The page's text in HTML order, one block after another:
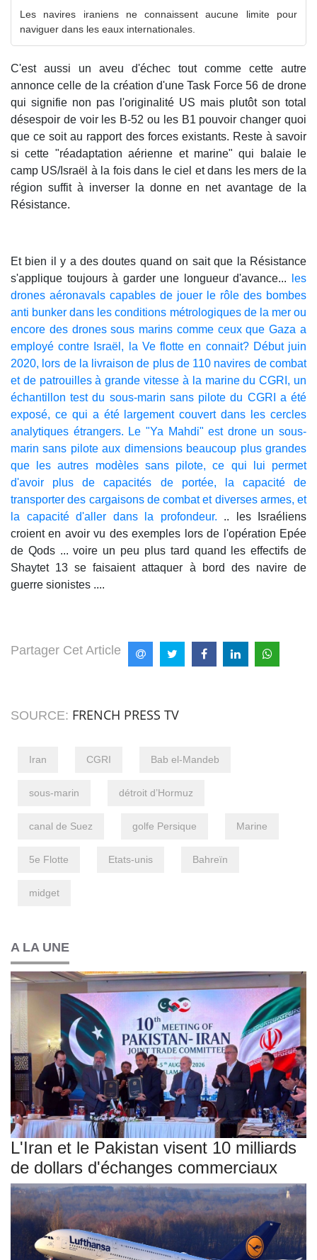
Les navires iraniens ne connaissent aucune limite pour
naviguer dans les eaux internationales.
C'est aussi un aveu d'échec tout comme cette autre
annonce celle de la création d'une Task Force 56 de drone
qui signifie non pas l'originalité US mais plutôt son total
désespoir de voir les B-52 ou les B1 pouvoir changer quoi
que ce soit au rapport des forces existants. Reste à savoir
si cette "réadaptation aérienne et marine" qui balaie le
camp US/Israël à la fois dans le ciel et dans les mers de la
région suffit à inverser la donne en net avantage de la
Résistance.
Et bien il y a des doutes quand on sait que la Résistance
s'applique toujours à garder une longueur d'avance...
les
drones aéronavals capables de jouer le rôle des bombes
anti bunker dans les conditions métrologiques de la mer ou
encore des drones sous marins comme ceux que Gaza a
employé contre Israël, la Ve flotte en connait? Début juin
2020, lors de la livraison de plus de 110 navires de combat
et de patrouilles à grande vitesse à la marine du CGRI, un
échantillon test du sous-marin sans pilote du CGRI a été
exposé, ce qui a été largement couvert dans les cercles
analytiques étrangers. Le "Ya Mahdi" est drone un sous-
marin sans pilote aux dimensions beaucoup plus grandes
que les autres modèles sans pilote, ce qui lui permet
d'avoir plus de capacités de portée, la capacité de
transporter des cargaisons de combat et diverses armes, et
la capacité d'aller dans la profondeur. .. les Israéliens
croient en avoir vu des exemples lors de l'opération Epée
de Qods ... voire un peu plus tard quand les effectifs de
Shaytet 13 se faisaient attaquer à bord des navire de
guerre sionistes ....
Partager Cet Article
SOURCE: FRENCH PRESS TV
Iran CGRI Bab el-Mandeb
sous-marin détroit d’Hormuz
canal de Suez golfe Persique Marine
5e Flotte Etats-unis Bahreïn
midget
A LA UNE
L'Iran et le Pakistan visent 10 milliards
de dollars d'échanges commerciaux